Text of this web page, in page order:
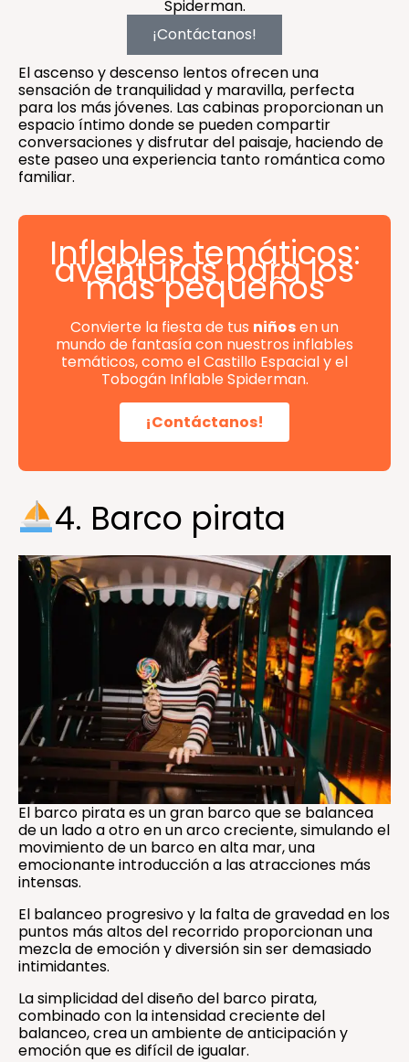
Spiderman.
¡Contáctanos!
El ascenso y descenso lentos ofrecen una
sensación de tranquilidad y maravilla, perfecta
para los más jóvenes. Las cabinas proporcionan un
espacio íntimo donde se pueden compartir
conversaciones y disfrutar del paisaje, haciendo de
este paseo una experiencia tanto romántica como
familiar.
Inflables temáticos:
aventuras para los
más pequeños
Convierte la fiesta de tus niñosen un
mundo de fantasía con nuestros inflables
temáticos, como el Castillo Espacial y el
Tobogán Inflable Spiderman.
¡Contáctanos!
4. Barco pirata
El barco pirata es un gran barco que se balancea
de un lado a otro en un arco creciente, simulando el
movimiento de un barco en alta mar, una
emocionante introducción a las atracciones más
intensas.
El balanceo progresivo y la falta de gravedad en los
puntos más altos del recorrido proporcionan una
mezcla de emoción y diversión sin ser demasiado
intimidantes.
La simplicidad del diseño del barco pirata,
combinado con la intensidad creciente del
balanceo, crea un ambiente de anticipación y
emoción que es difícil de igualar.